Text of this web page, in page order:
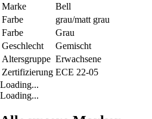
Marke
Bell
Farbe
grau/matt grau
Farbe
Grau
Geschlecht
Gemischt
Altersgruppe Erwachsene
Zertifizierung ECE 22-05
Loading...
Loading...